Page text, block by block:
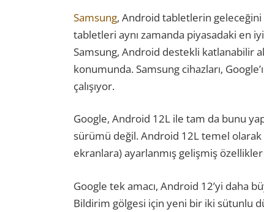
Samsung, Android tabletlerin
tabletleri aynı zamanda piyasadaki en
Samsung, Android destekli katlanabilir
konumunda. Samsung cihazları,
çalışıyor.
Google, Android 12L ile tam da bunu
sürümü değil. Android 12L temel
ekranlara) ayarlanmış gelişmiş özellikler
Google tek amacı, Android 12’yi daha
Bildirim gölgesi için yeni bir iki sütunlu